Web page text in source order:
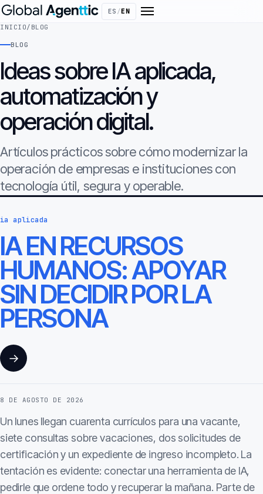
ES /EN
INICIO/ BLOG
BLOG
Ideas sobre IA aplicada,
automatización y
operación digital.
Artículos prácticos sobre cómo modernizar la
operación de empresas e instituciones con
tecnología útil, segura y operable.
ia aplicada
IA EN RECURSOS
HUMANOS: APOYAR
SIN DECIDIR POR LA
PERSONA
→
8 DE AGOSTO DE 2026
Un lunes llegan cuarenta currículos para una vacante,
siete consultas sobre vacaciones, dos solicitudes de
certificación y un expediente de ingreso incompleto. La
tentación es evidente: conectar una herramienta de IA,
pedirle que ordene todo y recuperar la mañana. Parte de